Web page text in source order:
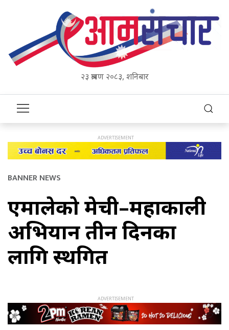
२३ श्रावण २०८३, शनिबार
BANNER NEWS
एमालेको मेची–महाकाली
अभियान तीन दिनका
लागि स्थगित